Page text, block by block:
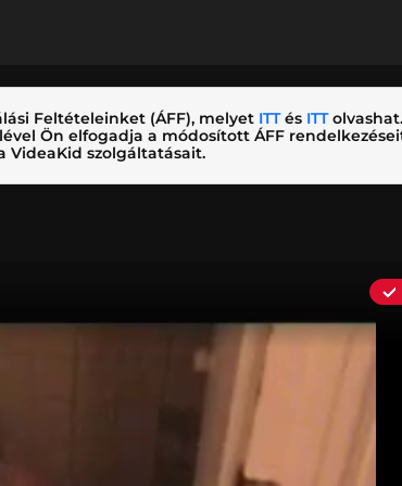
Feltételeinket (ÁFF), melyet ITTés ITT
Ön elfogadja a módosított ÁFF
VideaKid szolgáltatásait.